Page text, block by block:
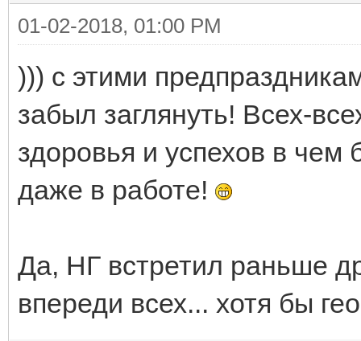
01-02-2018, 01:00 PM
))) с этими
забыл заглянуть! Всех-
здоровья и успехов в
даже в работе!
Да, НГ встретил раньше
впереди всех... хотя бы